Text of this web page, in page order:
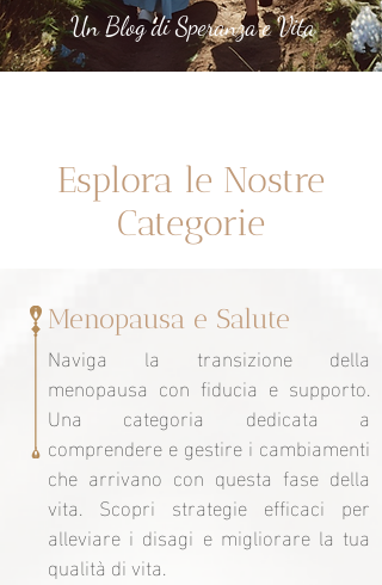
Un Blog di Speranza e Vita
Esplora le Nostre
Categorie
Menopausa e Salute
Naviga la transizione della
menopausa con fiducia e supporto.
Una categoria dedicata a
comprendere e gestire i cambiamenti
che arrivano con questa fase della
vita. Scopri strategie efficaci per
alleviare i disagi e migliorare la tua
qualità di vita.